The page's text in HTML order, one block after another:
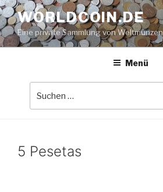
Zum
Inhalt
springen
WORLDCOIN.DE
Eine private Sammlung von Weltmünzen
Menü
5 Pesetas